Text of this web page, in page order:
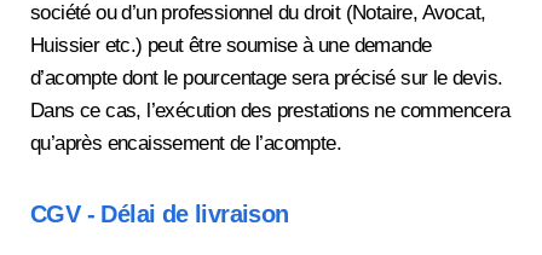
société ou d’un professionnel du droit (Notaire, Avocat,
Huissier etc.) peut être soumise à une demande
d’acompte dont le pourcentage sera précisé sur le devis.
Dans ce cas, l’exécution des prestations ne commencera
qu’après encaissement de l’acompte.
CGV - Délai de livraison